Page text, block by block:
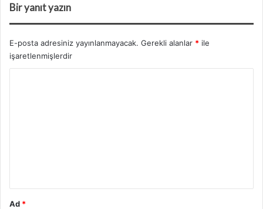
i
z
Bir yanıt yazın
E-posta adresiniz yayınlanmayacak. Gerekli alanlar * ile
işaretlenmişlerdir
Ad *